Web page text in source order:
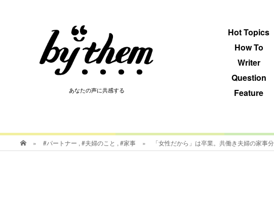
あなたの声に共感する
Hot Topics
How To
Writer
Question
Feature
あなたの声に共感する
» #パートナー , #夫婦のこと , #家事 » 「女性だから」は卒業。共働き夫婦の家事